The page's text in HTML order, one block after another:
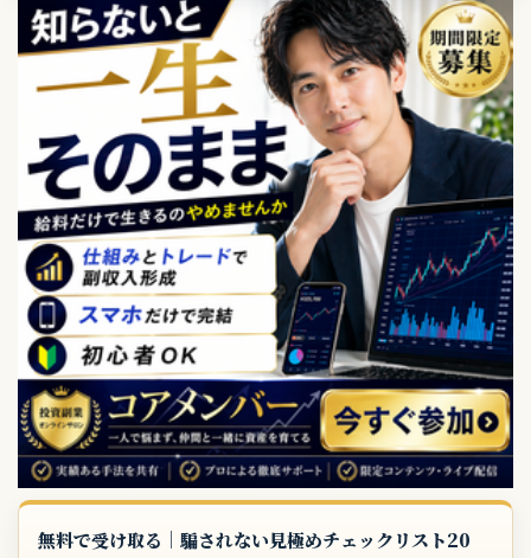
無料で受け取る｜騙されない見極めチェックリスト20